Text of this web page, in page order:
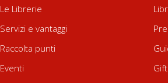
Le Librerie
Servizi e vantaggi
Raccolta punti
Eventi